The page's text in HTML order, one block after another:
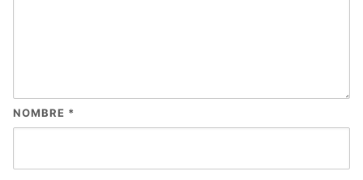
NOMBRE *